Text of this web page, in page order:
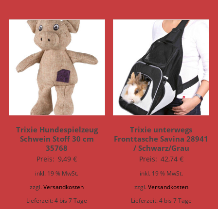
Trixie Hundespielzeug
Schwein Stoff 30 cm
35768
Preis: 9,49€
inkl. 19 % MwSt.
zzgl.Versandkosten
Lieferzeit:4 bis 7 Tage
Trixie unterwegs
Fronttasche Savina 28941
/ Schwarz/Grau
Preis: 42,74 €
inkl. 19 % MwSt.
zzgl. Versandkosten
Lieferzeit:4 bis 7 Tage